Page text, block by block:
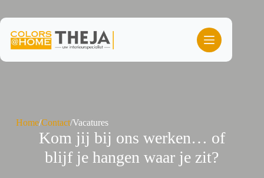
de
inhoud
Home/Contact/Vacatures
Kom jij bij ons werken… of
blijf je hangen waar je zit?